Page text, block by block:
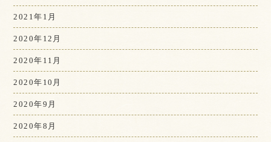
2021年1月
2020年12月
2020年11月
2020年10月
2020年9月
2020年8月